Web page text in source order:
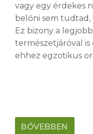
vagy egy érdekes
belőni sem
Ez bizony a
természetjáróval is
ehhez egzotikus
BŐVEBBEN